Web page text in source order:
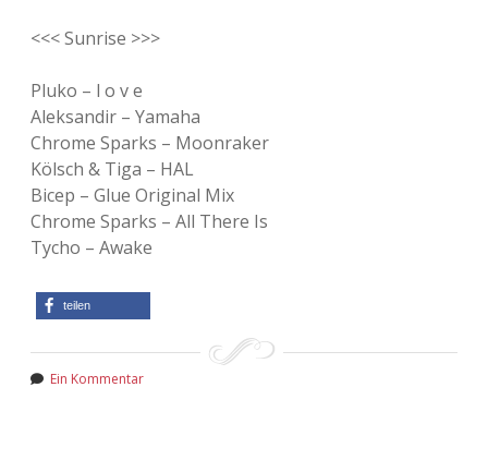
<<< Sunrise >>>
Pluko – l o v e
Aleksandir – Yamaha
Chrome Sparks – Moonraker
Kölsch & Tiga – HAL
Bicep – Glue Original Mix
Chrome Sparks – All There Is
Tycho – Awake
teilen
Ein Kommentar